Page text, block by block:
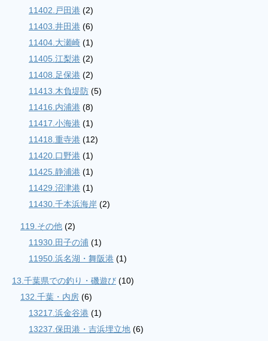
11402.戸田港 (2)
11403.井田港 (6)
11404.大瀬崎 (1)
11405.江梨港 (2)
11408.足保港 (2)
11413.木負堤防 (5)
11416.内浦港 (8)
11417.小海港 (1)
11418.重寺港 (12)
11420.口野港 (1)
11425.静浦港 (1)
11429.沼津港 (1)
11430.千本浜海岸 (2)
119.その他 (2)
11930.田子の浦 (1)
11950.浜名湖・舞阪港 (1)
13.千葉県での釣り・磯遊び (10)
132.千葉・内房 (6)
13217.浜金谷港 (1)
13237.保田港・吉浜埋立地 (6)